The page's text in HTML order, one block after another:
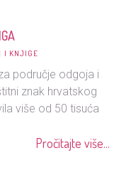
I KNJIGE
područje odgoja i
znak hrvatskog
više od 50 tisuća
Pročitajte više...